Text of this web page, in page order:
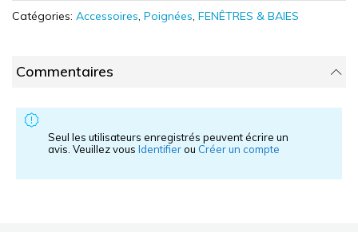
Catégories: Accessoires, Poignées, FENÊTRES & BAIES
Commentaires
Seul les utilisateurs enregistrés peuvent écrire un
avis. Veuillez vous Identifierou Créer un compte